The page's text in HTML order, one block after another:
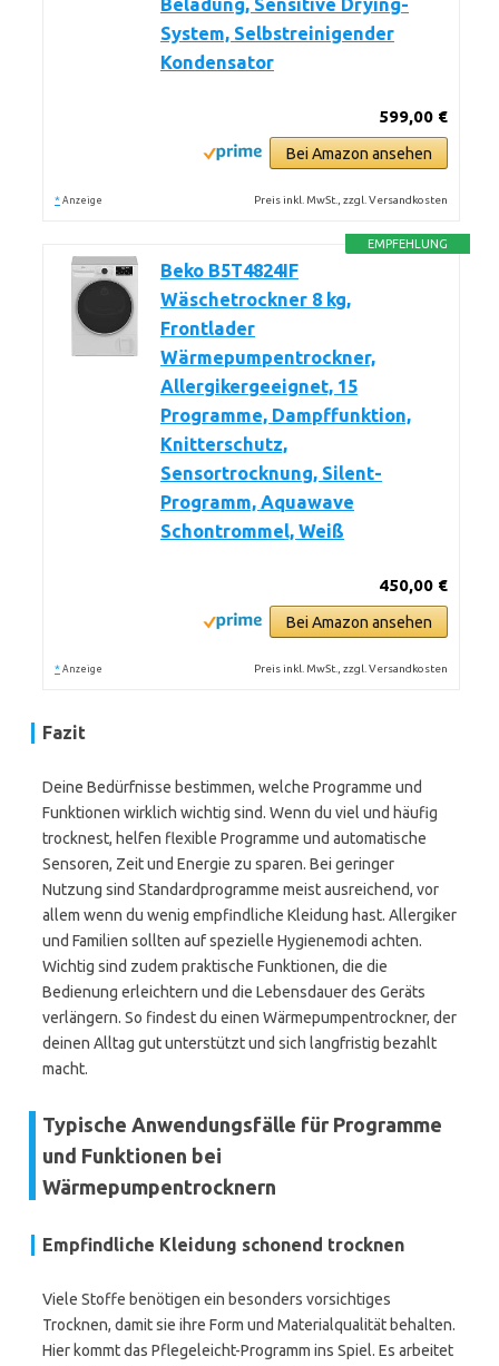
Beladung, Sensitive Drying-
System, Selbstreinigender
Kondensator
599,00 €
Bei Amazon ansehen
* Anzeige Preis inkl. MwSt., zzgl. Versandkosten
EMPFEHLUNG
Beko B5T4824IF
Wäschetrockner 8 kg,
Frontlader
Wärmepumpentrockner,
Allergikergeeignet, 15
Programme, Dampffunktion,
Knitterschutz,
Sensortrocknung, Silent-
Programm, Aquawave
Schontrommel, Weiß
450,00 €
Bei Amazon ansehen
* Anzeige Preis inkl. MwSt., zzgl. Versandkosten
Fazit
Deine Bedürfnisse bestimmen, welche Programme und
Funktionen wirklich wichtig sind. Wenn du viel und häufig
trocknest, helfen flexible Programme und automatische
Sensoren, Zeit und Energie zu sparen. Bei geringer
Nutzung sind Standardprogramme meist ausreichend, vor
allem wenn du wenig empfindliche Kleidung hast. Allergiker
und Familien sollten auf spezielle Hygienemodi achten.
Wichtig sind zudem praktische Funktionen, die die
Bedienung erleichtern und die Lebensdauer des Geräts
verlängern. So findest du einen Wärmepumpentrockner, der
deinen Alltag gut unterstützt und sich langfristig bezahlt
macht.
Typische Anwendungsfälle für Programme
und Funktionen bei
Wärmepumpentrocknern
Empfindliche Kleidung schonend trocknen
Viele Stoffe benötigen ein besonders vorsichtiges
Trocknen, damit sie ihre Form und Materialqualität behalten.
Hier kommt das Pflegeleicht-Programm ins Spiel. Es arbeitet